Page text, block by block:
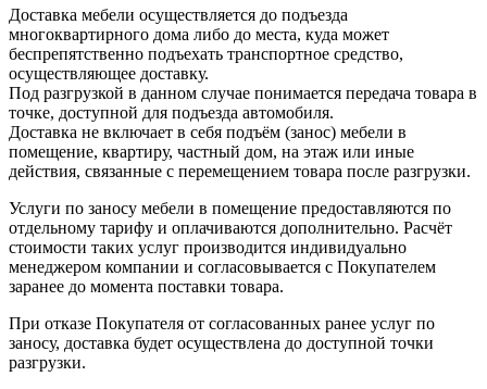
Доставка мебели осуществляется до подъезда
многоквартирного дома либо до места, куда может
беспрепятственно подъехать транспортное средство,
осуществляющее доставку.
Под разгрузкой в данном случае понимается передача товара в
точке, доступной для подъезда автомобиля.
Доставка не включает в себя подъём (занос) мебели в
помещение, квартиру, частный дом, на этаж или иные
действия, связанные с перемещением товара после разгрузки.
Услуги по заносу мебели в помещение предоставляются по
отдельному тарифу и оплачиваются дополнительно. Расчёт
стоимости таких услуг производится индивидуально
менеджером компании и согласовывается с Покупателем
заранее до момента поставки товара.
При отказе Покупателя от согласованных ранее услуг по
заносу, доставка будет осуществлена до доступной точки
разгрузки.